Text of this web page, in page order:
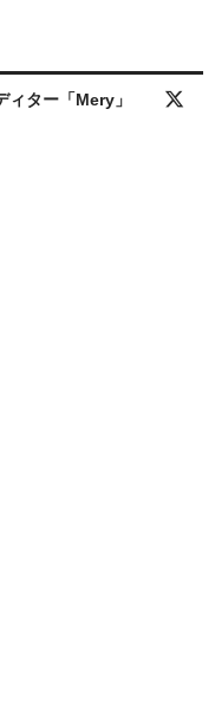
ィター「Mery」